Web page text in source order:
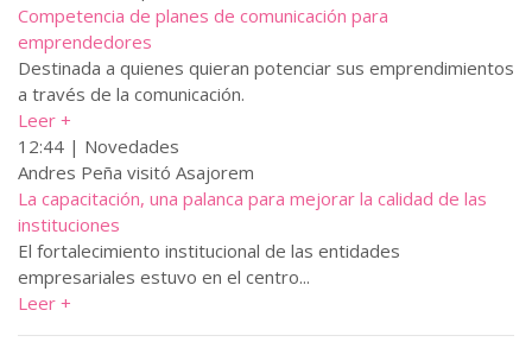
Competencia de planes de comunicación para
emprendedores
Destinada a quienes quieran potenciar sus emprendimientos
a través de la comunicación.
Leer +
12:44 | Novedades
Andres Peña visitó Asajorem
La capacitación, una palanca para mejorar la calidad de las
instituciones
El fortalecimiento institucional de las entidades
empresariales estuvo en el centro...
Leer +